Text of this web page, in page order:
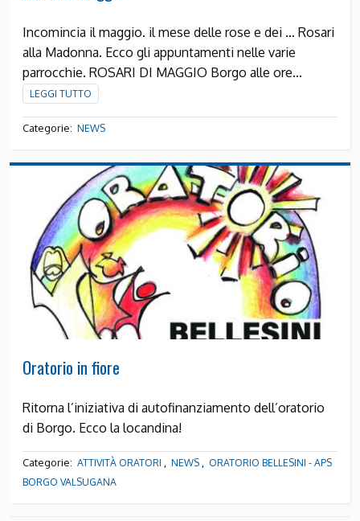
Incomincia il maggio. il mese delle rose e dei … Rosari
alla Madonna. Ecco gli appuntamenti nelle varie
parrocchie. ROSARI DI MAGGIO Borgo alle ore…
LEGGI TUTTO
Categorie: NEWS
Oratorio in fiore
Ritorna l’iniziativa di autofinanziamento dell’oratorio
di Borgo. Ecco la locandina!
Categorie: ATTIVITÀ ORATORI , NEWS , ORATORIO BELLESINI - APS
BORGO VALSUGANA